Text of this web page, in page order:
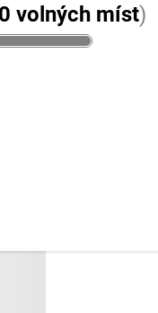
0 volných míst)